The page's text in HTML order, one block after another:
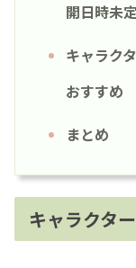
開日時未定
キャラク
おすすめ
まとめ
キャラクタ